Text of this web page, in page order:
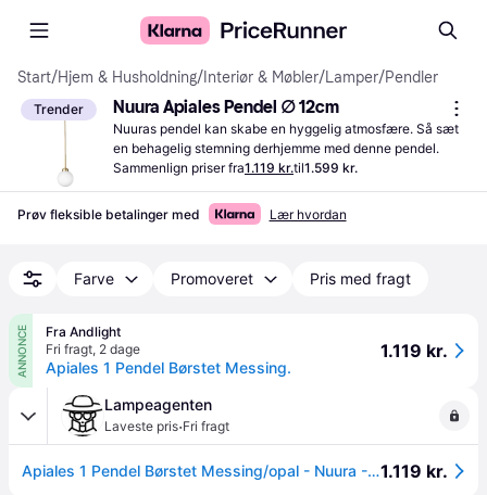
Start/Hjem & Husholdning/ Interiør & Møbler/Lamper/Pendler
Trender Nuura Apiales Pendel ∅ 12cm
Nuuras pendel kan skabe en hyggelig atmosfære. Så sæt
en behagelig stemning derhjemme med denne pendel.
Sammenlign priser fra1.119 kr.til1.599 kr.
Prøv fleksible betalinger med Lær hvordan
Farve Promoveret Pris med fragt
ANNONCE
Fra Andlight
Fri fragt, 2 dage
Apiales 1 Pendel Børstet Messing.
1.119 kr.
Lampeagenten
Laveste pris·Fri fragt
Apiales 1 Pendel Børstet Messing/opal - Nuura - Hos Lampeagenten.1.119 kr.